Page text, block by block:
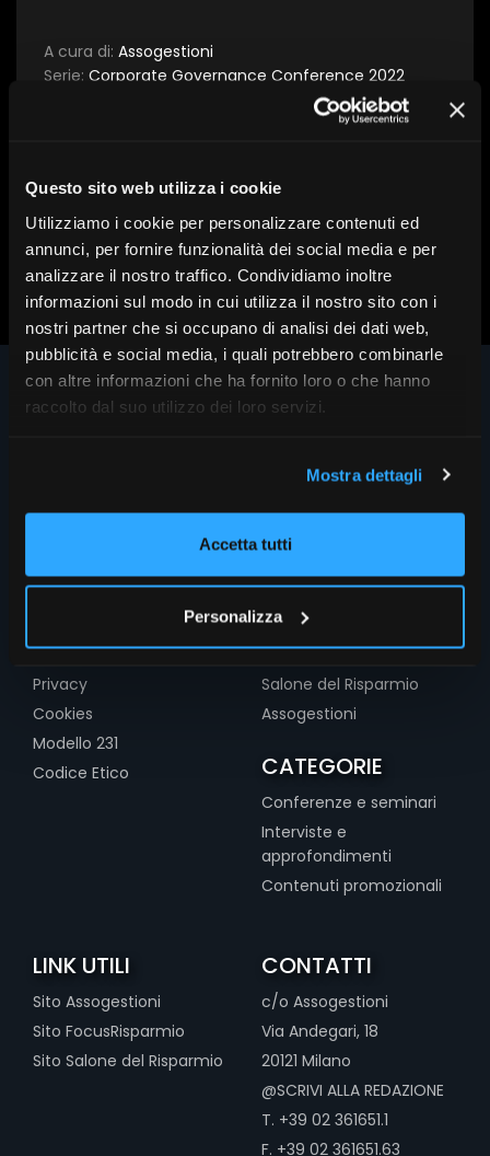
Questo sito web utilizza i cookie
Utilizziamo i cookie per personalizzare contenuti ed
annunci, per fornire funzionalità dei social media e per
analizzare il nostro traffico. Condividiamo inoltre
informazioni sul modo in cui utilizza il nostro sito con i
nostri partner che si occupano di analisi dei dati web,
pubblicità e social media, i quali potrebbero combinarle
con altre informazioni che ha fornito loro o che hanno
raccolto dal suo utilizzo dei loro servizi.
Mostra dettagli
Accetta tutti
Personalizza
A cura di: Assogestioni
Serie: Corporate Governance Conference 2022
Scopri altri contenuti su FR|Vision
INFO
Le firme di FR
Privacy
Cookies
Modello 231
Codice Etico
SEZIONI
Home
FocusRisparmio
Salone del Risparmio
Assogestioni
CATEGORIE
Conferenze e seminari
Interviste e
approfondimenti
Contenuti promozionali
LINK UTILI
Sito Assogestioni
Sito FocusRisparmio
Sito Salone del Risparmio
CONTATTI
c/o Assogestioni
Via Andegari, 18
20121 Milano
@SCRIVI ALLA REDAZIONE
T. +39 02 361651.1
F. +39 02 361651.63